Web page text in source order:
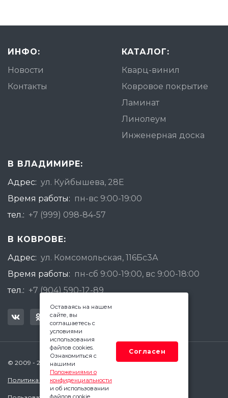
ИНФО:
Новости
Контакты
КАТАЛОГ:
Кварц-винил
Ковровое покрытие
Ламинат
Линолеум
Инженерная доска
В ВЛАДИМИРЕ:
Адрес: ул. Куйбышева, 28Е
Время работы: пн-вс 9:00-19:00
тел.: +7 (999) 098-84-57
В КОВРОВЕ:
Адрес: ул. Комсомольская, 116Бс3А
Время работы: пн-сб 9:00-19:00, вс 9:00-18:00
тел.: +7 (904) 590-12-89
© 2009 - 2026 Квадратный Метр - Ковров
Политика конфиденциальности
Оставаясь на нашем
сайте, вы
соглашаетесь с
условиями
использования
файлов cookies.
Ознакомиться с
нашими
Положениями о
конфиденциальности
и об использовании
файлов cookie.
Согласен